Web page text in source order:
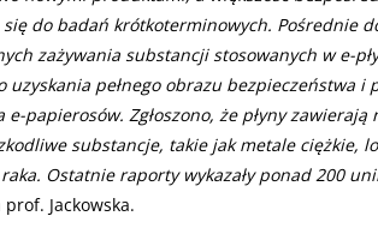
do badań krótkoterminowych. Pośrednie
zażywania substancji stosowanych w e-
pełnego obrazu bezpieczeństwa i
papierosów. Zgłoszono, że płyny zawierają
substancje, takie jak metale ciężkie,
Ostatnie raporty wykazały ponad 200
prof. Jackowska.